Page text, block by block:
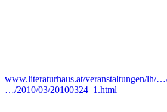
www.literaturhaus.at/veranstaltungen/lh/
…/2010/03/20100324_1.html